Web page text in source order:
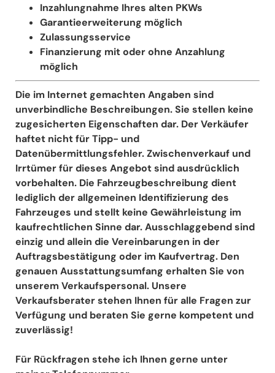
Inzahlungnahme Ihres alten PKWs
Garantieerweiterung möglich
Zulassungsservice
Finanzierung mit oder ohne Anzahlung
möglich
Die im Internet gemachten Angaben sind
unverbindliche Beschreibungen. Sie stellen keine
zugesicherten Eigenschaften dar. Der Verkäufer
haftet nicht für Tipp- und
Datenübermittlungsfehler. Zwischenverkauf und
Irrtümer für dieses Angebot sind ausdrücklich
vorbehalten. Die Fahrzeugbeschreibung dient
lediglich der allgemeinen Identifizierung des
Fahrzeuges und stellt keine Gewährleistung im
kaufrechtlichen Sinne dar. Ausschlaggebend sind
einzig und allein die Vereinbarungen in der
Auftragsbestätigung oder im Kaufvertrag. Den
genauen Ausstattungsumfang erhalten Sie von
unserem Verkaufspersonal. Unsere
Verkaufsberater stehen Ihnen für alle Fragen zur
Verfügung und beraten Sie gerne kompetent und
zuverlässig!
Für Rückfragen stehe ich Ihnen gerne unter